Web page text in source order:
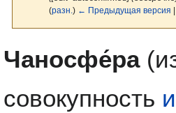
(разн. ) ← Предыдущая версия
кк
Чаносфе́ра
совокупность